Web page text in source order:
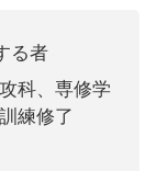
る者
科、専修学
練修了